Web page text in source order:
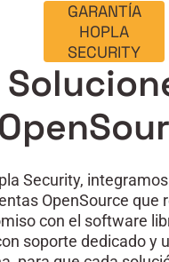
GARANTÍA
HOPLA
SECURITY
Security,
OpenSource que
con el software
soporte dedicado y